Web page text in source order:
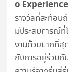
o
รางวัลที่สะท้อน
มีประสบการณ์ที่
งานด้วยมากที่
กับการอยู่ร่วม